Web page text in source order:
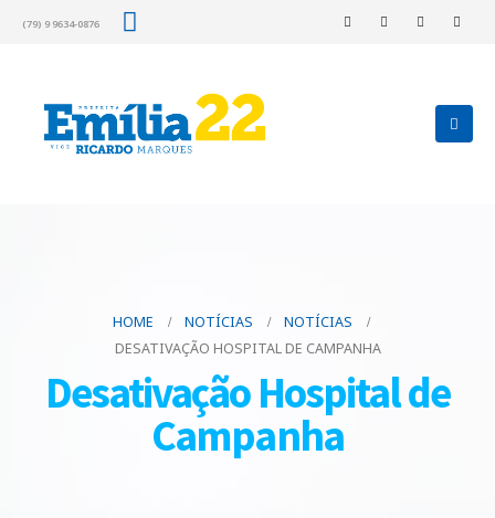
(79) 9 9634-0876
HOME NOTÍCIAS
NOTÍCIAS
DESATIVAÇÃO HOSPITAL DE CAMPANHA
Desativação Hospital de
Campanha